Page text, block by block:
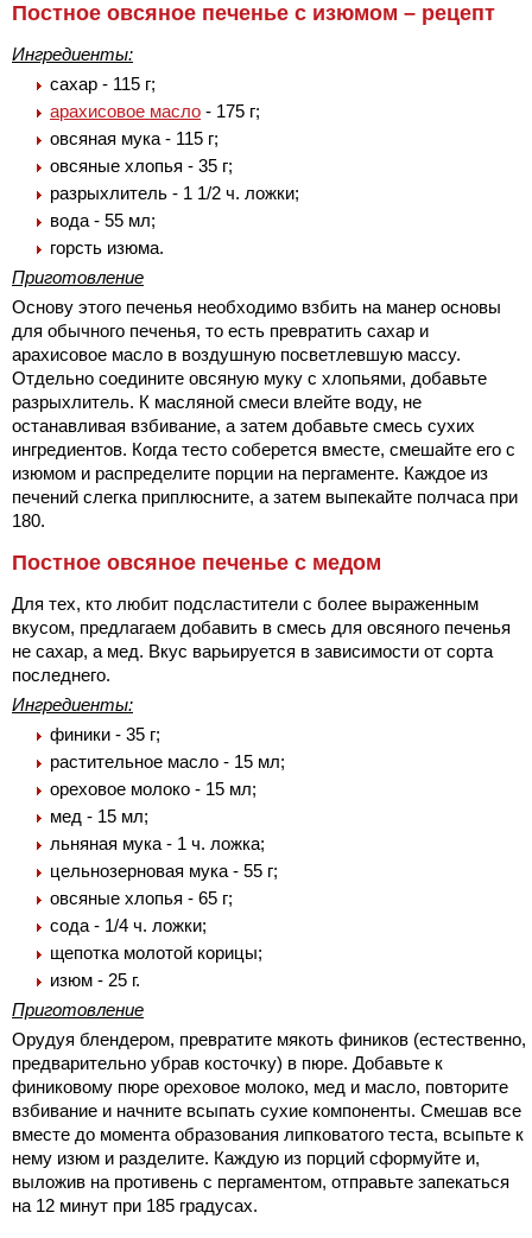
Постное овсяное печенье с изюмом – рецепт
Ингредиенты:
сахар - 115 г;
арахисовое масло - 175 г;
овсяная мука - 115 г;
овсяные хлопья - 35 г;
разрыхлитель - 1 1/2 ч. ложки;
вода - 55 мл;
горсть изюма.
Приготовление
Основу этого печенья необходимо взбить на манер основы
для обычного печенья, то есть превратить сахар и
арахисовое масло в воздушную посветлевшую массу.
Отдельно соедините овсяную муку с хлопьями, добавьте
разрыхлитель. К масляной смеси влейте воду, не
останавливая взбивание, а затем добавьте смесь сухих
ингредиентов. Когда тесто соберется вместе, смешайте его с
изюмом и распределите порции на пергаменте. Каждое из
печений слегка приплюсните, а затем выпекайте полчаса при
180.
Постное овсяное печенье с медом
Для тех, кто любит подсластители с более выраженным
вкусом, предлагаем добавить в смесь для овсяного печенья
не сахар, а мед. Вкус варьируется в зависимости от сорта
последнего.
Ингредиенты:
финики - 35 г;
растительное масло - 15 мл;
ореховое молоко - 15 мл;
мед - 15 мл;
льняная мука - 1 ч. ложка;
цельнозерновая мука - 55 г;
овсяные хлопья - 65 г;
сода - 1/4 ч. ложки;
щепотка молотой корицы;
изюм - 25 г.
Приготовление
Орудуя блендером, превратите мякоть фиников (естественно,
предварительно убрав косточку) в пюре. Добавьте к
финиковому пюре ореховое молоко, мед и масло, повторите
взбивание и начните всыпать сухие компоненты. Смешав все
вместе до момента образования липковатого теста, всыпьте к
нему изюм и разделите. Каждую из порций сформуйте и,
выложив на противень с пергаментом, отправьте запекаться
на 12 минут при 185 градусах.